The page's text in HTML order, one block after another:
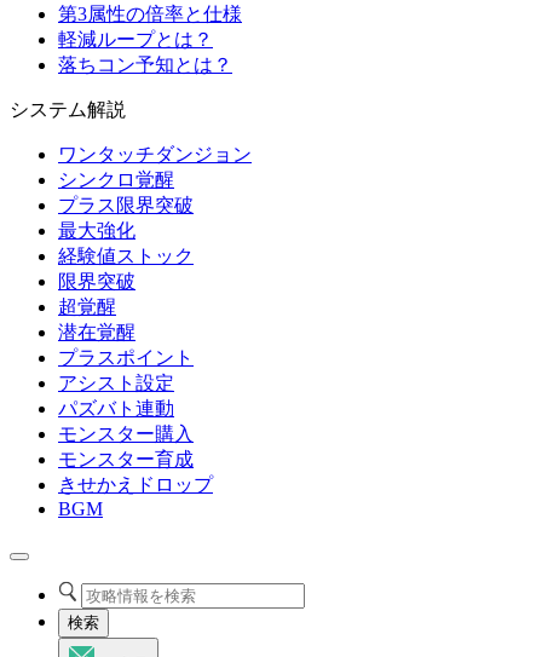
第3属性の倍率と仕様
軽減ループとは？
落ちコン予知とは？
システム解説
ワンタッチダンジョン
シンクロ覚醒
プラス限界突破
最大強化
経験値ストック
限界突破
超覚醒
潜在覚醒
プラスポイント
アシスト設定
パズバト連動
モンスター購入
モンスター育成
きせかえドロップ
BGM
検索